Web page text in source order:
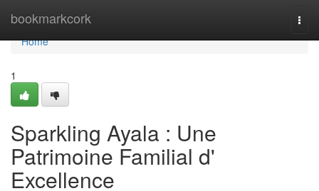
bookmarkcork
Home
Home
1
Sparkling Ayala : Une
Patrimoine Familial d'
Excellence